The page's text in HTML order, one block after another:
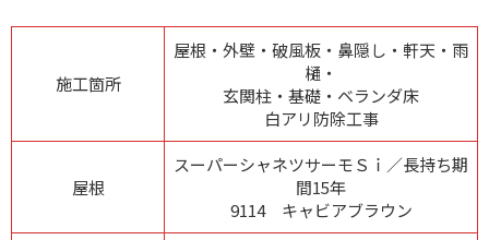
施工箇所
屋根・外壁・破風板・鼻隠し・軒天・雨
樋・
玄関柱・基礎・ベランダ床
白アリ防除工事
屋根
スーパーシャネツサーモＳｉ／長持ち期
間15年
9114 キャビアブラウン